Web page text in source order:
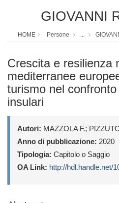
GIOVANNI
HOME Persone ...
Crescita e resilienza
mediterranee
turismo nel
insulari
Autori: MAZZOLA F.;
Anno di pubblicazione: 2020
Tipologia: Capitolo o Saggio
OA Link: http://hdl.handle.net/